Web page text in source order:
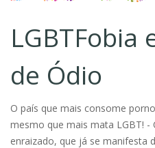
LGBTFobia
de Ódio
O país que mais consome
mesmo que mais mata LGBT!
enraizado, que já se manifesta